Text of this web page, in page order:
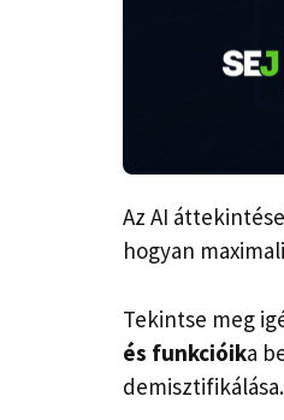
Az AI
hogyan
Tekintse meg
és funkcióika
demisztifikálása.